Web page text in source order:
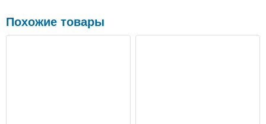
Похожие товары